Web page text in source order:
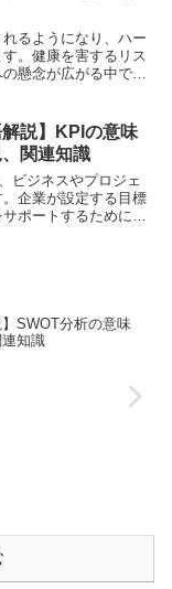
るようになり、ハー
。健康を害するリス
懸念が広がる中で、
解説】KPIの意味
関連知識
ビジネスやプロジェ
企業が設定する目標
ポートするために使
】SWOT分析の意味
知識